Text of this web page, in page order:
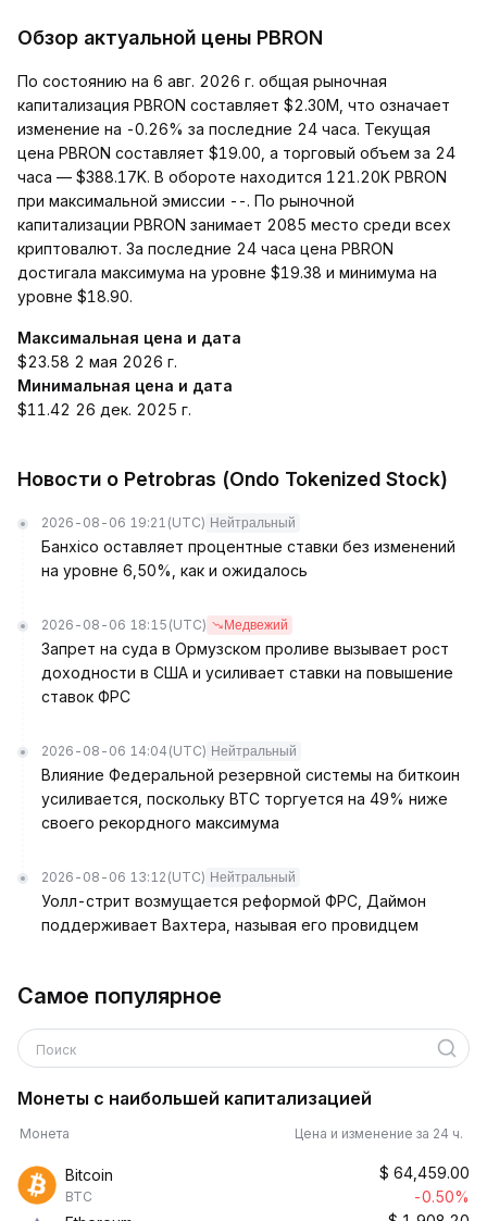
Обзор актуальной цены PBRON
По состоянию на 6 авг. 2026 г. общая рыночная
капитализация PBRON составляет $2.30M, что означает
изменение на -0.26% за последние 24 часа. Текущая
цена PBRON составляет $19.00, а торговый объем за 24
часа — $388.17K. В обороте находится 121.20K PBRON
при максимальной эмиссии --. По рыночной
капитализации PBRON занимает 2085 место среди всех
криптовалют. За последние 24 часа цена PBRON
достигала максимума на уровне $19.38 и минимума на
уровне $18.90.
Максимальная цена и дата
$23.58 2 мая 2026 г.
Минимальная цена и дата
$11.42 26 дек. 2025 г.
Новости о Petrobras (Ondo Tokenized Stock)
2026-08-06 19:21 (UTC) Нейтральный
Банxico оставляет процентные ставки без изменений
на уровне 6,50%, как и ожидалось
2026-08-06 18:15 (UTC) Медвежий
Запрет на суда в Ормузском проливе вызывает рост
доходности в США и усиливает ставки на повышение
ставок ФРС
2026-08-06 14:04 (UTC) Нейтральный
Влияние Федеральной резервной системы на биткоин
усиливается, поскольку BTC торгуется на 49% ниже
своего рекордного максимума
2026-08-06 13:12 (UTC) Нейтральный
Уолл-стрит возмущается реформой ФРС, Даймон
поддерживает Вахтера, называя его провидцем
Самое популярное
Поиск
Монеты с наибольшей капитализацией
Монета Цена и изменение за 24 ч.
Bitcoin
BTC
$ 64,459.00
-0.50%